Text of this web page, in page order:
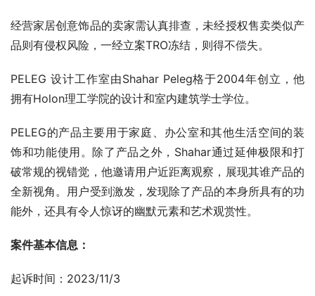
经营家居创意饰品的卖家需认真排查，未经授权售卖类似产
品则有侵权风险，一经立案TRO冻结，则得不偿失。
PELEG 设计工作室由Shahar Peleg格于2004年创立，他
拥有Holon理工学院的设计和室内建筑学士学位。
PELEG的产品主要用于家庭、办公室和其他生活空间的装
饰和功能使用。除了产品之外，Shahar通过延伸极限和打
破常规的视错觉，他邀请用户近距离观察，展现其谁产品的
全新视角。用户受到激发，发现除了产品的本身所具有的功
能外，还具有令人惊讶的幽默元素和艺术观赏性。
案件基本信息：
起诉时间：2023/11/3